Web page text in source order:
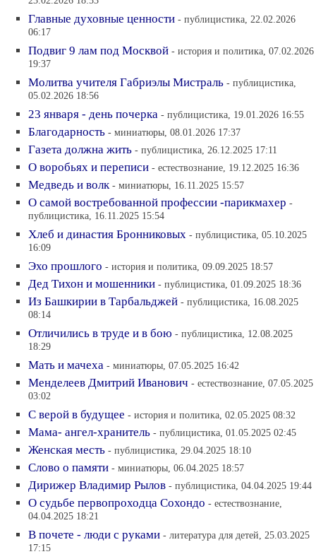
Главные духовные ценности - публицистика, 22.02.2026
06:17
Подвиг 9 лам под Москвой - история и политика, 07.02.2026
19:37
Молитва учителя Габриэлы Мистраль - публицистика,
05.02.2026 18:56
23 января - день почерка - публицистика, 19.01.2026 16:55
Благодарность - миниатюры, 08.01.2026 17:37
Газета должна жить - публицистика, 26.12.2025 17:11
О воробьях и переписи - естествознание, 19.12.2025 16:36
Медведь и волк - миниатюры, 16.11.2025 15:57
О самой востребованной профессии -парикмахер -
публицистика, 16.11.2025 15:54
Хлеб и династия Бронниковых - публицистика, 05.10.2025
16:09
Эхо прошлого - история и политика, 09.09.2025 18:57
Дед Тихон и мошенники - публицистика, 01.09.2025 18:36
Из Башкирии в Тарбальджей - публицистика, 16.08.2025
08:14
Отличились в труде и в бою - публицистика, 12.08.2025
18:29
Мать и мачеха - миниатюры, 07.05.2025 16:42
Менделеев Дмитрий Иванович - естествознание, 07.05.2025
03:02
С верой в будущее - история и политика, 02.05.2025 08:32
Мама- ангел-хранитель - публицистика, 01.05.2025 02:45
Женская месть - публицистика, 29.04.2025 18:10
Слово о памяти - миниатюры, 06.04.2025 18:57
Дирижер Владимир Рылов - публицистика, 04.04.2025 19:44
О судьбе первопроходца Сохондо - естествознание,
04.04.2025 18:21
В почете - люди с руками - литература для детей, 25.03.2025
17:15